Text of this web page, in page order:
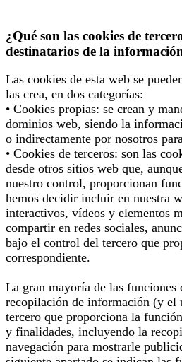
¿Qué son las cookies de
destinatarios de la
Las cookies de esta web se
las crea, en dos categorías:
• Cookies propias: se crean y
dominios web, siendo la
o indirectamente por nosotros
• Cookies de terceros: son las
desde otros sitios web que,
nuestro control, proporcionan
hemos decidir incluir en nuestra
interactivos, vídeos y elementos
compartir en redes sociales,
bajo el control del tercero que
correspondiente.
La gran mayoría de las funciones
recopilación de información (y el
tercero que proporciona la
y finalidades, incluyendo la
navegación para mostrarle